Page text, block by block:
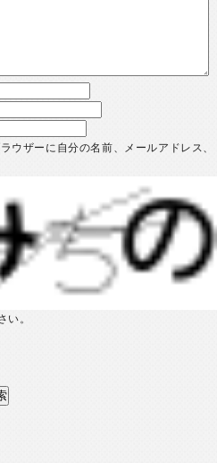
ウザーに自分の名前、メールアドレス、
い。